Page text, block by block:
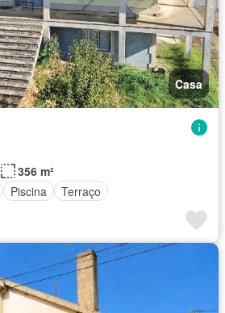
Casa
356 m²
Piscina Terraço